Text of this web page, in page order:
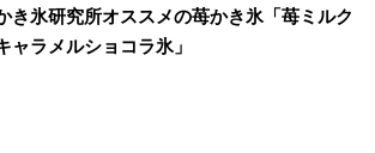
き氷研究所オススメの苺かき氷「苺ミルク
ャラメルショコラ氷」